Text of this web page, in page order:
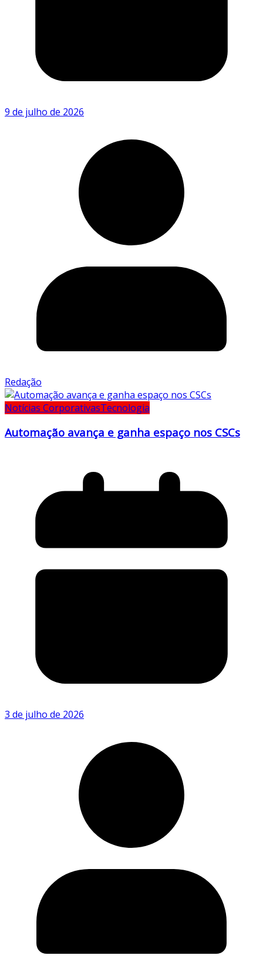
9 de julho de 2026
Redação
Notícias CorporativasTecnologia
Automação avança e ganha espaço nos CSCs
3 de julho de 2026